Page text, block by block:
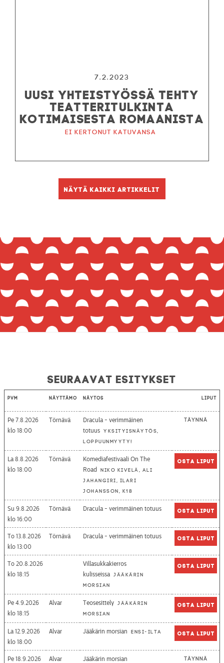
7.2.2023
UUSI YHTEISTYÖSSÄ TEHTY
TEATTERITULKINTA
KOTIMAISESTA ROMAANISTA
Ei kertonut katuvansa
Näytä kaikki artikkelit
Seuraavat esitykset
Pvm Näyttämö Näytös Liput
Pe 7.8.2026
18:00
Törnävä
Dracula - verimmäinen
totuus Yksityisnäytös,
loppuunmyyty!
Täynnä
La 8.8.2026
18:00
Törnävä
Komediafestivaali On The
Road
Niko Kivelä, Ali
Jahangiri, Ilari
Johansson, K18
Osta liput
Su 9.8.2026
16:00
Törnävä Dracula - verimmäinen totuus Osta liput
To 13.8.2026
13:00
Törnävä Dracula - verimmäinen totuus Osta liput
To 20.8.2026
18:15
Villasukkakierros
kulisseissa Jääkärin
morsian
Osta liput
Pe 4.9.2026
18:15
Alvar Teosesittely Jääkärin
morsian
Osta liput
La 12.9.2026
18:00
Alvar Jääkärin morsian Ensi-ilta Osta liput
Pe 18.9.2026
Alvar Jääkärin morsian Täynnä